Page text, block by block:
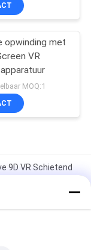
opwinding met
VR
MOQ:1
9D VR Schietend
VR Simulator